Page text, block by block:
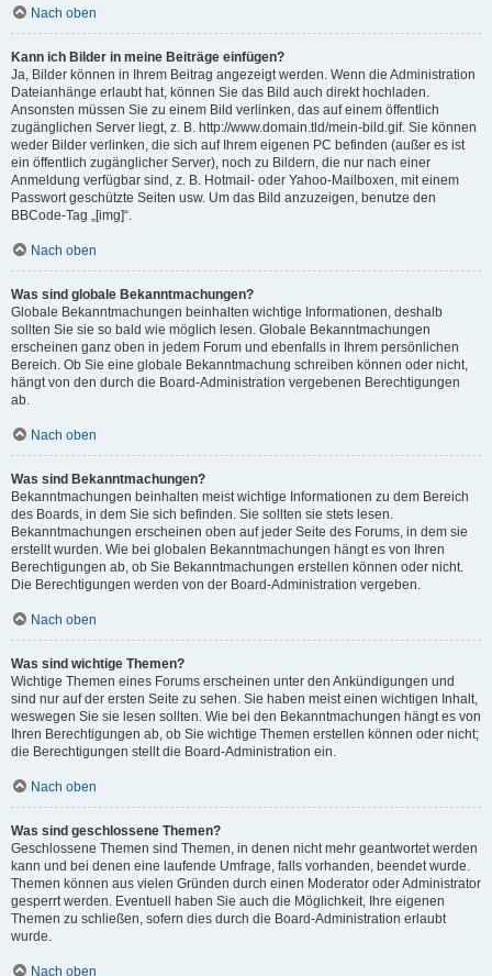
Nach oben
Kann ich Bilder in meine Beiträge einfügen?
Ja, Bilder können in Ihrem Beitrag angezeigt werden. Wenn die Administration
Dateianhänge erlaubt hat, können Sie das Bild auch direkt hochladen.
Ansonsten müssen Sie zu einem Bild verlinken, das auf einem öffentlich
zugänglichen Server liegt, z. B. http://www.domain.tld/mein-bild.gif. Sie können
weder Bilder verlinken, die sich auf Ihrem eigenen PC befinden (außer es ist
ein öffentlich zugänglicher Server), noch zu Bildern, die nur nach einer
Anmeldung verfügbar sind, z. B. Hotmail- oder Yahoo-Mailboxen, mit einem
Passwort geschützte Seiten usw. Um das Bild anzuzeigen, benutze den
BBCode-Tag „[img]“.
Nach oben
Was sind globale Bekanntmachungen?
Globale Bekanntmachungen beinhalten wichtige Informationen, deshalb
sollten Sie sie so bald wie möglich lesen. Globale Bekanntmachungen
erscheinen ganz oben in jedem Forum und ebenfalls in Ihrem persönlichen
Bereich. Ob Sie eine globale Bekanntmachung schreiben können oder nicht,
hängt von den durch die Board-Administration vergebenen Berechtigungen
ab.
Nach oben
Was sind Bekanntmachungen?
Bekanntmachungen beinhalten meist wichtige Informationen zu dem Bereich
des Boards, in dem Sie sich befinden. Sie sollten sie stets lesen.
Bekanntmachungen erscheinen oben auf jeder Seite des Forums, in dem sie
erstellt wurden. Wie bei globalen Bekanntmachungen hängt es von Ihren
Berechtigungen ab, ob Sie Bekanntmachungen erstellen können oder nicht.
Die Berechtigungen werden von der Board-Administration vergeben.
Nach oben
Was sind wichtige Themen?
Wichtige Themen eines Forums erscheinen unter den Ankündigungen und
sind nur auf der ersten Seite zu sehen. Sie haben meist einen wichtigen Inhalt,
weswegen Sie sie lesen sollten. Wie bei den Bekanntmachungen hängt es von
Ihren Berechtigungen ab, ob Sie wichtige Themen erstellen können oder nicht;
die Berechtigungen stellt die Board-Administration ein.
Nach oben
Was sind geschlossene Themen?
Geschlossene Themen sind Themen, in denen nicht mehr geantwortet werden
kann und bei denen eine laufende Umfrage, falls vorhanden, beendet wurde.
Themen können aus vielen Gründen durch einen Moderator oder Administrator
gesperrt werden. Eventuell haben Sie auch die Möglichkeit, Ihre eigenen
Themen zu schließen, sofern dies durch die Board-Administration erlaubt
wurde.
Nach oben